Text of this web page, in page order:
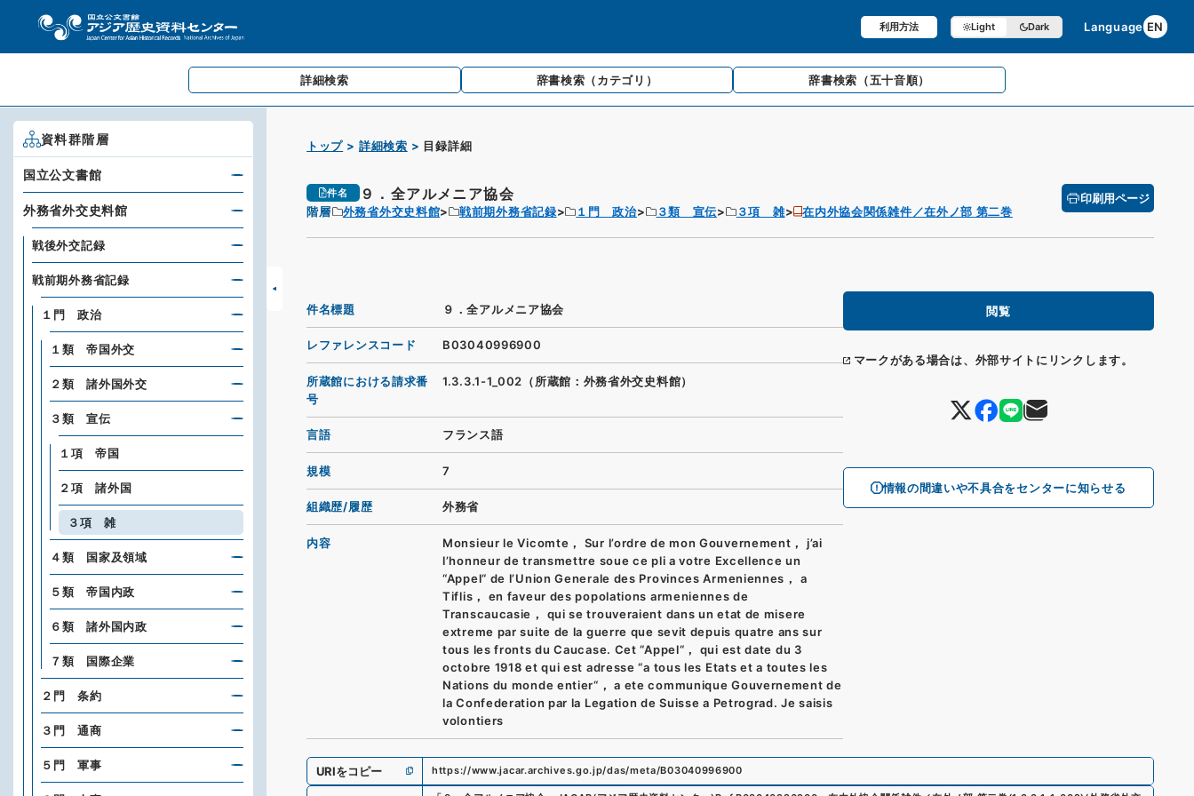
利用方法 Light Dark Language EN
詳細検索 辞書検索 （カテゴリ） 辞書検索 （五十音順）
トップ 詳細検索 目録詳細
件名 ９．全アルメニア協会
階層 外務省外交史料館 戦前期外務省記録 １門 政治 ３類 宣伝 ３項 雑 在内外協会関係雑件／在外ノ部 第二巻
印刷用ページ
閲覧
マークがある場合は、外部サイトにリンクします。
情報の間違いや不具合をセンターに知らせる
件名標題 ９．全アルメニア協会
レファレンスコード B03040996900
所蔵館における請求番
号
1.3.3.1-1_002（所蔵館：外務省外交史料館）
言語 フランス語
規模 7
組織歴/履歴 外務省
内容
Monsieur le Vicomte， Sur l’ordre de mon Gouvernement， j’ai
l’honneur de transmettre soue ce pli a votre Excellence un
“Appel“ de l’Union Generale des Provinces Armeniennes， a
Tiflis， en faveur des popolations armeniennes de
Transcaucasie， qui se trouveraient dans un etat de misere
extreme par suite de la guerre que sevit depuis quatre ans sur
tous les fronts du Caucase. Cet “Appel“， qui est date du 3
octobre 1918 et qui est adresse “a tous les Etats et a toutes les
Nations du monde entier“， a ete communique Gouvernement de
la Confederation par la Legation de Suisse a Petrograd. Je saisis
volontiers
URIをコピー https://www.jacar.archives.go.jp/das/meta/B03040996900
資料群階層
国立公文書館
外務省外交史料館
戦後外交記録
戦前期外務省記録
１門 政治
１類 帝国外交
２類 諸外国外交
３類 宣伝
１項 帝国
２項 諸外国
３項 雑
４類 国家及領域
５類 帝国内政
６類 諸外国内政
７類 国際企業
２門 条約
３門 通商
５門 軍事